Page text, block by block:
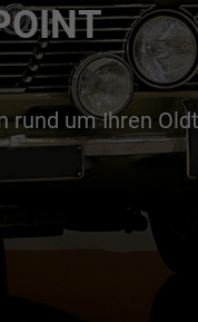
rund um Ihren